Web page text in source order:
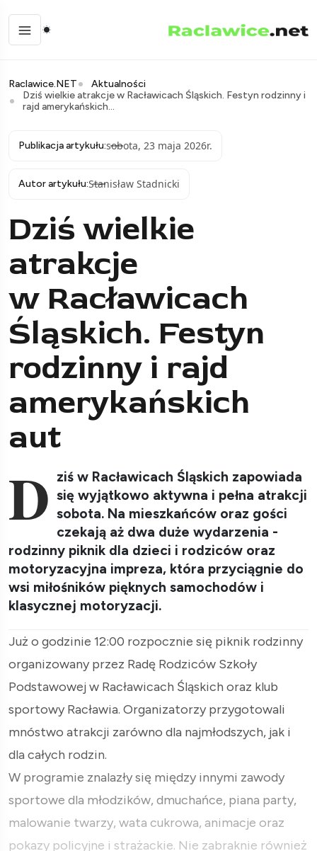
Raclawice.NET
Aktualności
Dziś wielkie atrakcje w Racławicach Śląskich. Festyn rodzinny i
rajd amerykańskich...
Publikacja artykułu:sobota, 23 maja 2026r.
Autor artykułu:Stanisław Stadnicki
Dziś wielkie
atrakcje
w Racławicach
Śląskich. Festyn
rodzinny i rajd
amerykańskich
aut
D ziś w Racławicach Śląskich zapowiada
się wyjątkowo aktywna i pełna atrakcji
sobota. Na mieszkańców oraz gości
czekają aż dwa duże wydarzenia -
rodzinny piknik dla dzieci i rodziców oraz
motoryzacyjna impreza, która przyciągnie do
wsi miłośników pięknych samochodów i
klasycznej motoryzacji.
Już o godzinie 12:00 rozpocznie się piknik rodzinny
organizowany przez Radę Rodziców Szkoły
Podstawowej w Racławicach Śląskich oraz klub
sportowy Racławia. Organizatorzy przygotowali
mnóstwo atrakcji zarówno dla najmłodszych, jak i
dla całych rodzin.
W programie znalazły się między innymi zawody
sportowe dla młodzików, dmuchańce, piana party,
malowanie twarzy, wata cukrowa, animacje oraz
pokazy policyjne i strażackie. Nie zabraknie również